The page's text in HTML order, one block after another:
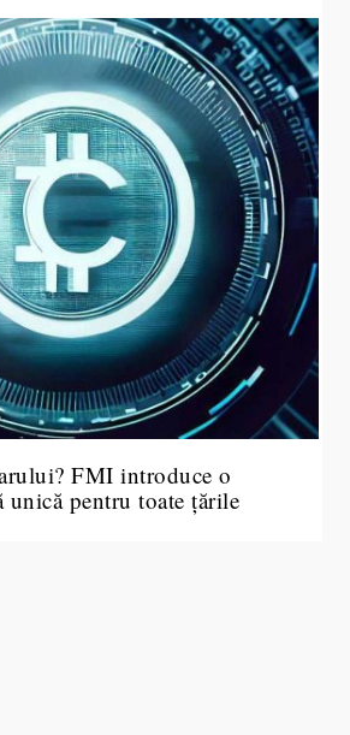
FMI introduce o
unică pentru toate țările